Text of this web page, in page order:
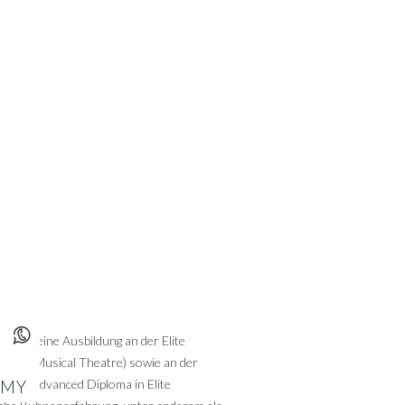
seine Ausbildung an der Elite
in Musical Theatre) sowie an der
das Advanced Diploma in Elite